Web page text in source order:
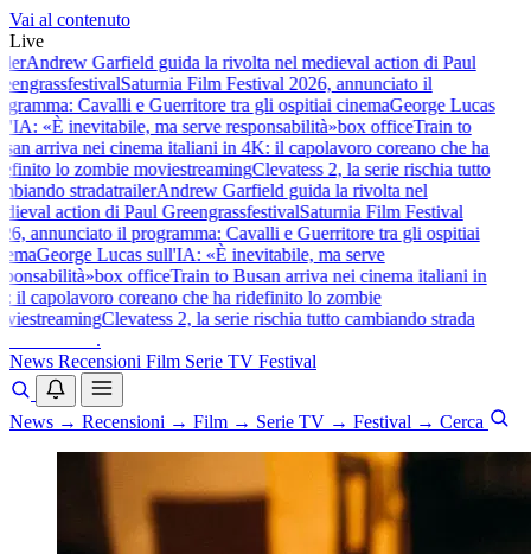
Vai al contenuto
Live
Andrew Garfield guida la rivolta nel medieval action di Paul
festivalSaturnia Film Festival 2026, annunciato il
Cavalli e Guerritore tra gli ospitiai cinemaGeorge Lucas
«È inevitabile, ma serve responsabilità»box officeTrain to
arriva nei cinema italiani in 4K: il capolavoro coreano che ha
lo zombie moviestreamingClevatess 2, la serie rischia tutto
stradatrailerAndrew Garfield guida la rivolta nel
action di Paul GreengrassfestivalSaturnia Film Festival
annunciato il programma: Cavalli e Guerritore tra gli ospitiai
George Lucas sull'IA: «È inevitabile, ma serve
box officeTrain to Busan arriva nei cinema italiani in
il capolavoro coreano che ha ridefinito lo zombie
streamingClevatess 2, la serie rischia tutto cambiando strada
.
News Recensioni Film Serie TV Festival
News → Recensioni → Film → Serie TV → Festival → Cerca